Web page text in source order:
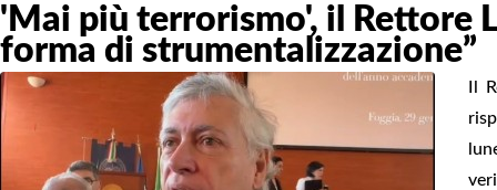
'Mai più terrorismo', il Rettore
forma di strumentalizzazione”
Il